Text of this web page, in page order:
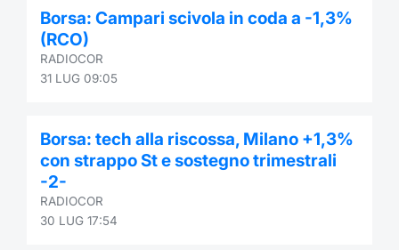
Borsa: Campari scivola in coda a -1,3%
(RCO)
RADIOCOR
31 LUG 09:05
Borsa: tech alla riscossa, Milano +1,3%
con strappo St e sostegno trimestrali
-2-
RADIOCOR
30 LUG 17:54